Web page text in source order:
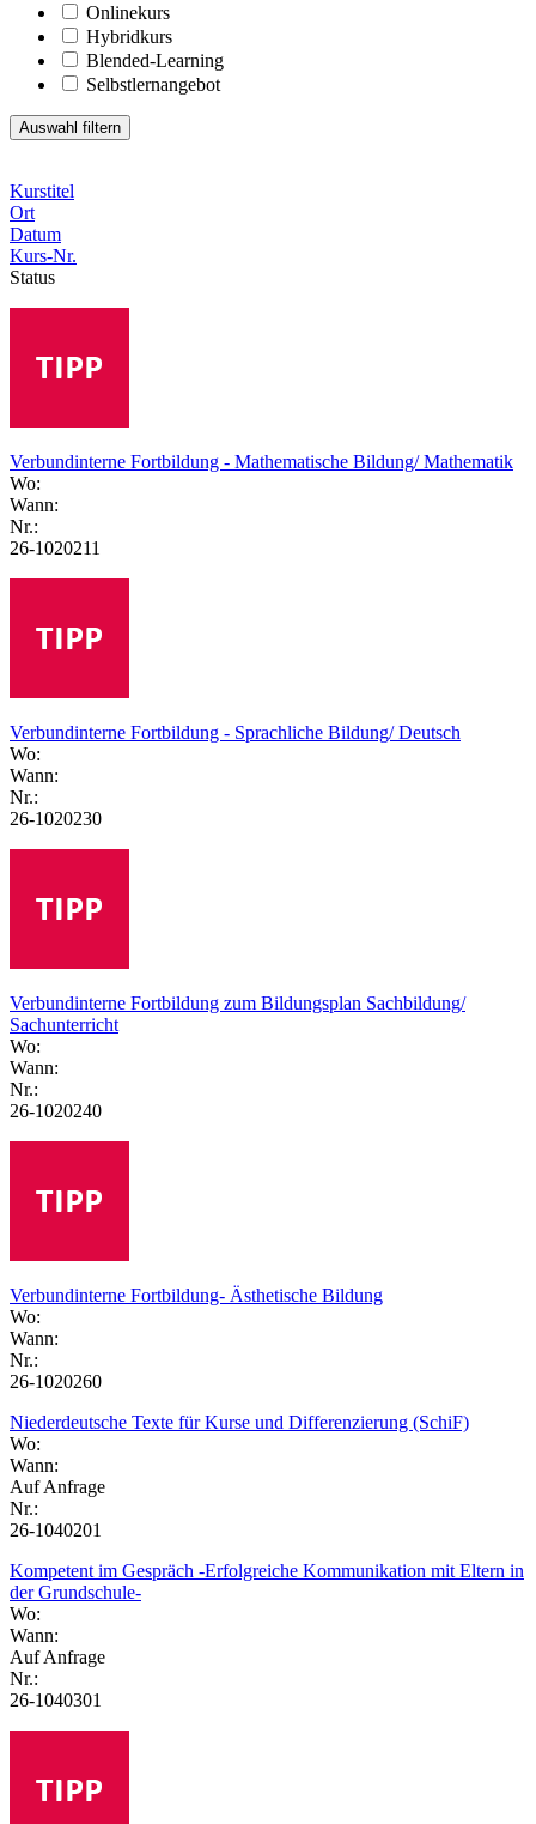
Onlinekurs
Hybridkurs
Blended-Learning
Selbstlernangebot
Kurstitel
Ort
Datum
Kurs-Nr.
Status
Verbundinterne Fortbildung - Mathematische Bildung/ Mathematik
Wo:
Wann:
Nr.:
26-1020211
Verbundinterne Fortbildung - Sprachliche Bildung/ Deutsch
Wo:
Wann:
Nr.:
26-1020230
Verbundinterne Fortbildung zum Bildungsplan Sachbildung/
Sachunterricht
Wo:
Wann:
Nr.:
26-1020240
Verbundinterne Fortbildung- Ästhetische Bildung
Wo:
Wann:
Nr.:
26-1020260
Niederdeutsche Texte für Kurse und Differenzierung (SchiF)
Wo:
Wann:
Auf Anfrage
Nr.:
26-1040201
Kompetent im Gespräch -Erfolgreiche Kommunikation mit Eltern in
der Grundschule-
Wo:
Wann:
Auf Anfrage
Nr.:
26-1040301